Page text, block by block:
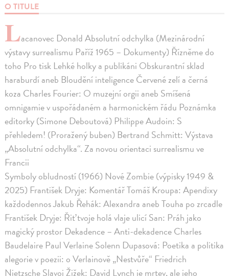
O TITULE
Lacanovec Donald Absolutní odchylka (Mezinárodní
výstavy surrealismu Paříž 1965 – Dokumenty) Řízněme do
toho Pro tisk Lehké holky a publikáni Obskurantní sklad
haraburdí aneb Bloudění inteligence Červené zelí a černá
koza Charles Fourier: O muzejní orgii aneb Smíšená
omnigamie v uspořádaném a harmonickém řádu Poznámka
editorky (Simone Deboutová) Philippe Audoin: S
přehledem! (Proražený buben) Bertrand Schmitt: Výstava
„Absolutní odchylka“. Za novou orientaci surrealismu ve
Francii
Symboly obludností (1966) Nové Zombie (výpisky 1949 &
2025) František Dryje: Komentář Tomáš Kroupa: Apendixy
každodennos Jakub Řehák: Alexandra aneb Touha po zrcadle
František Dryje: Řiť tvoje holá vlaje ulicí San: Práh jako
magický prostor Dekadence – Anti-dekadence Charles
Baudelaire Paul Verlaine Solenn Dupasová: Poetika a politika
alegorie v poezii: o Verlainově „Nestvůře“ Friedrich
Nietzsche Slavoj Žižek: David Lynch je mrtev, ale jeho